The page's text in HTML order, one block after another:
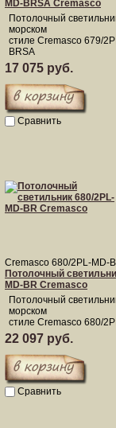
MD-BRSA Cremasco
Потолочный
морском
стиле Cremasco 679/
BRSA
17 075 руб.
Сравнить
Cremasco 680/2PL-MD-
Потолочный
MD-BR Cremasco
Потолочный
морском
стиле Cremasco 680/
22 097 руб.
Сравнить